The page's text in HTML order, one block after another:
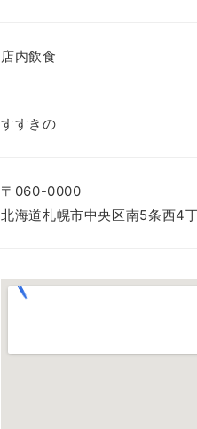
店内飲食
すすきの
〒060-0000
北海道札幌市中央区南5条西4